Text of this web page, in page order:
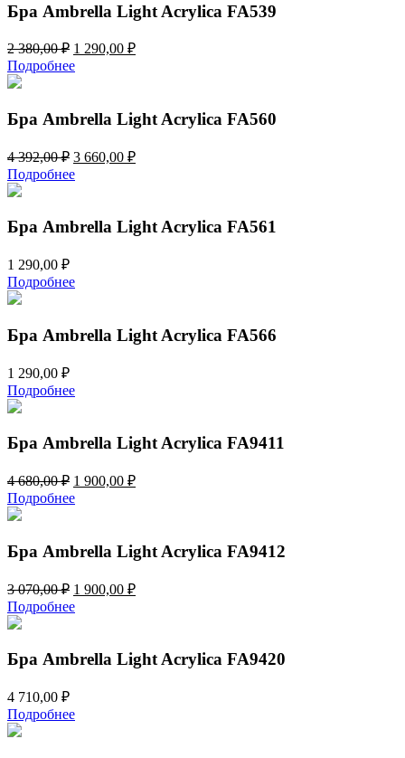
Бра Ambrella Light Acrylica FA539
2 380,00₽ Первоначальная
цена
составляла
380,00 ₽.
1 290,00 ₽Текущая
Подробнее
Бра Ambrella Light Acrylica FA560
4 392,00₽ Первоначальная
цена
составляла
392,00 ₽.
3 660,00 ₽Текущая
Подробнее
Бра Ambrella Light Acrylica FA561
1 290,00 ₽
Подробнее
Бра Ambrella Light Acrylica FA566
1 290,00 ₽
Подробнее
Бра Ambrella Light Acrylica FA9411
4 680,00₽ Первоначальная
цена
составляла
680,00 ₽.
1 900,00 ₽Текущая
Подробнее
Бра Ambrella Light Acrylica FA9412
3 070,00₽ Первоначальная
цена
составляла
070,00 ₽.
1 900,00 ₽Текущая
Подробнее
Бра Ambrella Light Acrylica FA9420
4 710,00 ₽
Подробнее